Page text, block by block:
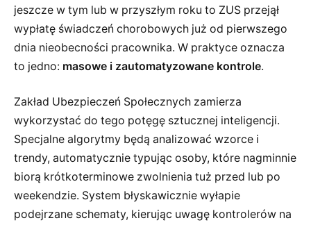
jeszcze w tym lub w przyszłym roku to ZUS przejął
wypłatę świadczeń chorobowych już od pierwszego
dnia nieobecności pracownika. W praktyce oznacza
to jedno: masowe i zautomatyzowane kontrole.
Zakład Ubezpieczeń Społecznych zamierza
wykorzystać do tego potęgę sztucznej inteligencji.
Specjalne algorytmy będą analizować wzorce i
trendy, automatycznie typując osoby, które nagminnie
biorą krótkoterminowe zwolnienia tuż przed lub po
weekendzie. System błyskawicznie wyłapie
podejrzane schematy, kierując uwagę kontrolerów na